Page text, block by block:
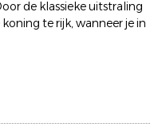
de klassieke uitstraling
te rijk, wanneer je in